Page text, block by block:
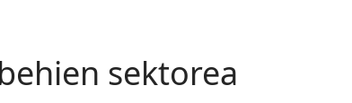
sektorea